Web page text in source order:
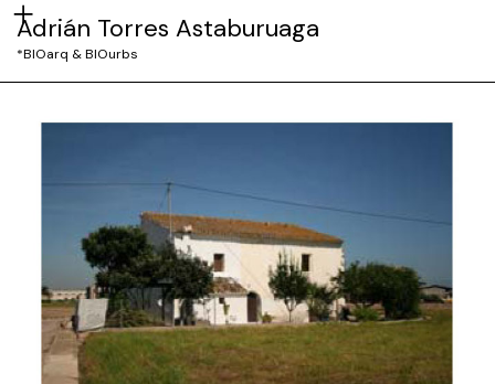
Adrián Torres Astaburuaga
*BIOarq & BIOurbs